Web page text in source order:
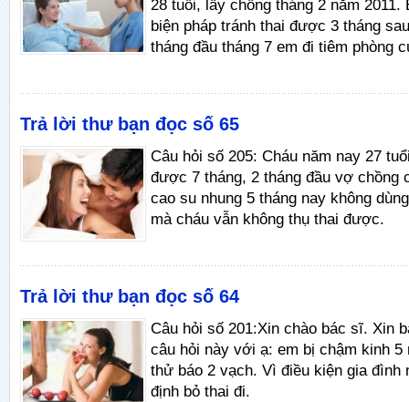
28 tuổi, lấy chồng tháng 2 năm 2011.
biện pháp tránh thai được 3 tháng
tháng đầu tháng 7 em đi tiêm phòng
Trả lời thư bạn đọc số 65
Câu hỏi số 205: Cháu năm nay 27
được 7 tháng, 2 tháng đầu vợ chồng
cao su nhung 5 tháng nay không
mà cháu vẫn không thụ thai được.
Trả lời thư bạn đọc số 64
Câu hỏi số 201:Xin chào bác sĩ. Xin
câu hỏi này với ạ: em bị chậm kinh 5
thử báo 2 vạch. Vì điều kiện gia đình
định bỏ thai đi.